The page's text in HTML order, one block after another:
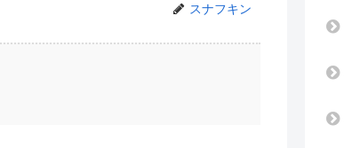
スナフキン